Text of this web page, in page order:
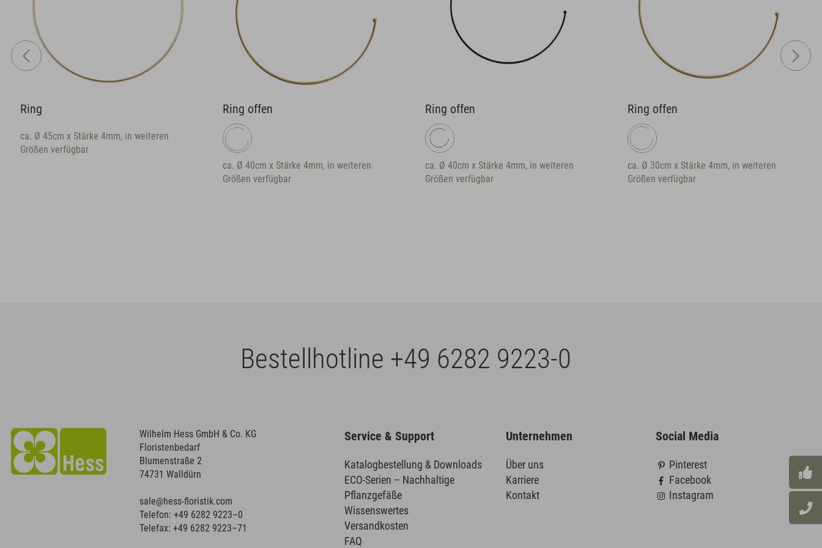
Ring
ca. Ø 45cm x Stärke 4mm, in weiteren
Größen verfügbar
Ring offen
ca. Ø 40cm x Stärke 4mm, in weiteren
Größen verfügbar
Ring offen
ca. Ø 40cm x Stärke 4mm, in weiteren
Größen verfügbar
Ring offen
ca. Ø 30cm x Stärke 4mm, in weiteren
Größen verfügbar
Bestellhotline +49 6282 9223-0
Wilhelm Hess GmbH & Co. KG
Floristenbedarf
Blumenstraße 2
74731 Walldürn
sale@hess-floristik.com
Telefon: +49 6282 9223–0
Telefax: +49 6282 9223–71
Service & Support
Katalogbestellung & Downloads
ECO-Serien – Nachhaltige
Pflanzgefäße
Wissenswertes
Versandkosten
FAQ
Unternehmen
Über uns
Karriere
Kontakt
Social Media
Pinterest
Facebook
Instagram